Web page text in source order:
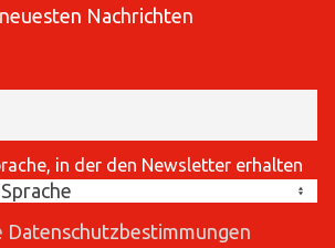
Nachrichten
in der den Newsletter erhalten
Datenschutzbestimmungen